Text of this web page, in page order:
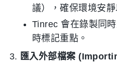
議），確保環境安
Tinrec 會在錄製同
時標記重點。
匯入外部檔案